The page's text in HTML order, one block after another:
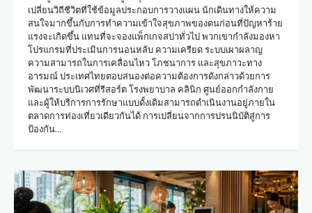
เปลี่ยนวิถีชีวิตที่ใช้ข้อมูลประกอบการวางแผน นักเดินทางให้ความ
สนใจมากขึ้นกับการทำความเข้าใจสุขภาพของตนก่อนที่ปัญหาร้าย
แรงจะเกิดขึ้น แทนที่จะจองแพ็กเกจสปาทั่วไป พวกเขากำลังมองหา
โปรแกรมที่ประเมินการนอนหลับ ความเครียด ระบบเผาผลาญ
ความสามารถในการเคลื่อนไหว โภชนาการ และสุขภาวะทาง
อารมณ์ ประเทศไทยตอบสนองต่อความต้องการดังกล่าวด้วยการ
พัฒนาระบบนิเวศที่รีสอร์ต โรงพยาบาล คลินิก ศูนย์ออกกำลังกาย
และผู้ให้บริการการรักษาแบบดั้งเดิมสามารถดำเนินงานอยู่ภายใน
ตลาดการท่องเที่ยวเดียวกันได้ การเปลี่ยนจากการปรนนิบัติสู่การ
ป้องกัน…